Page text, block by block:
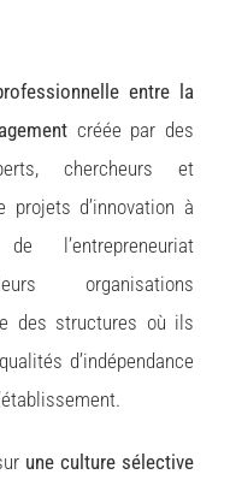
entre la
créée par des
chercheurs et
d’innovation à
l’entrepreneuriat
organisations
des structures où ils
d’indépendance
une culture sélective